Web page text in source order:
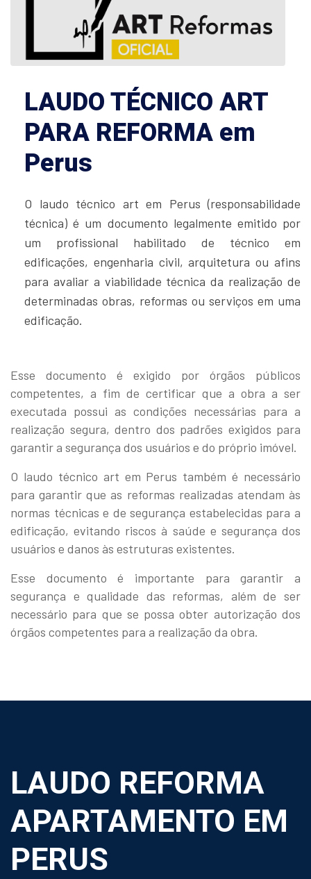
LAUDO TÉCNICO ART
PARA REFORMA em
Perus
O laudo técnico art em Perus (responsabilidade
técnica) é um documento legalmente emitido por
um profissional habilitado de técnico em
edificações, engenharia civil, arquitetura ou afins
para avaliar a viabilidade técnica da realização de
determinadas obras, reformas ou serviços em uma
edificação.
Esse documento é exigido por órgãos públicos
competentes, a fim de certificar que a obra a ser
executada possui as condições necessárias para a
realização segura, dentro dos padrões exigidos para
garantir a segurança dos usuários e do próprio imóvel.
O laudo técnico art em Perus também é necessário
para garantir que as reformas realizadas atendam às
normas técnicas e de segurança estabelecidas para a
edificação, evitando riscos à saúde e segurança dos
usuários e danos às estruturas existentes.
Esse documento é importante para garantir a
segurança e qualidade das reformas, além de ser
necessário para que se possa obter autorização dos
órgãos competentes para a realização da obra.
LAUDO REFORMA
APARTAMENTO EM
PERUS